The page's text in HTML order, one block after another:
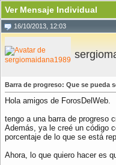
Ver Mensaje Individual
16/10/2013, 12:03
Barra de progreso: Que se pueda
Hola amigos de ForosDelWeb.
tengo a una barra de progreso
Además, ya le creé un código
porcentaje de lo que se está
Ahora, lo que quiero hacer es